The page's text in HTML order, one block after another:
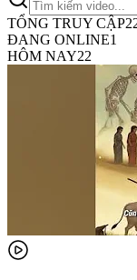
TỔNG TRUY CẬP
ĐANG ONLINE1
HÔM NAY22